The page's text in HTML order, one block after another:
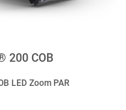
200 COB
LED Zoom PAR